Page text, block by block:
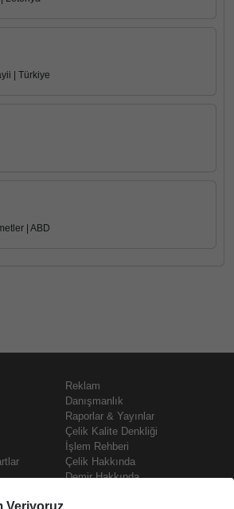
| Türkiye
| ABD
Reklam
Danışmanlık
Raporlar & Yayınlar
Çelik Kalite Denkliği
İşlem Rehberi
Çelik Hakkında
Demir Hakkında